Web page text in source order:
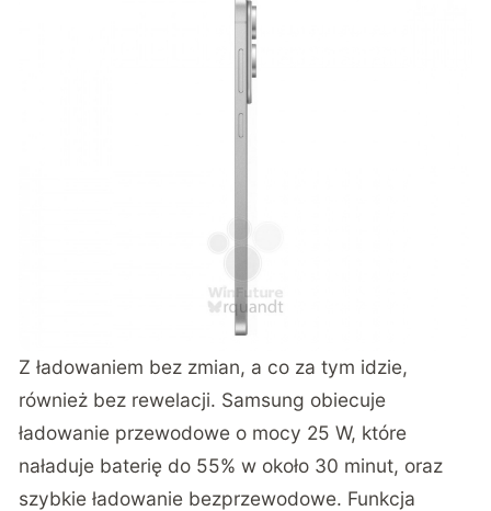
Z ładowaniem bez zmian, a co za tym idzie,
również bez rewelacji. Samsung obiecuje
ładowanie przewodowe o mocy 25 W, które
naładuje baterię do 55% w około 30 minut, oraz
szybkie ładowanie bezprzewodowe. Funkcja